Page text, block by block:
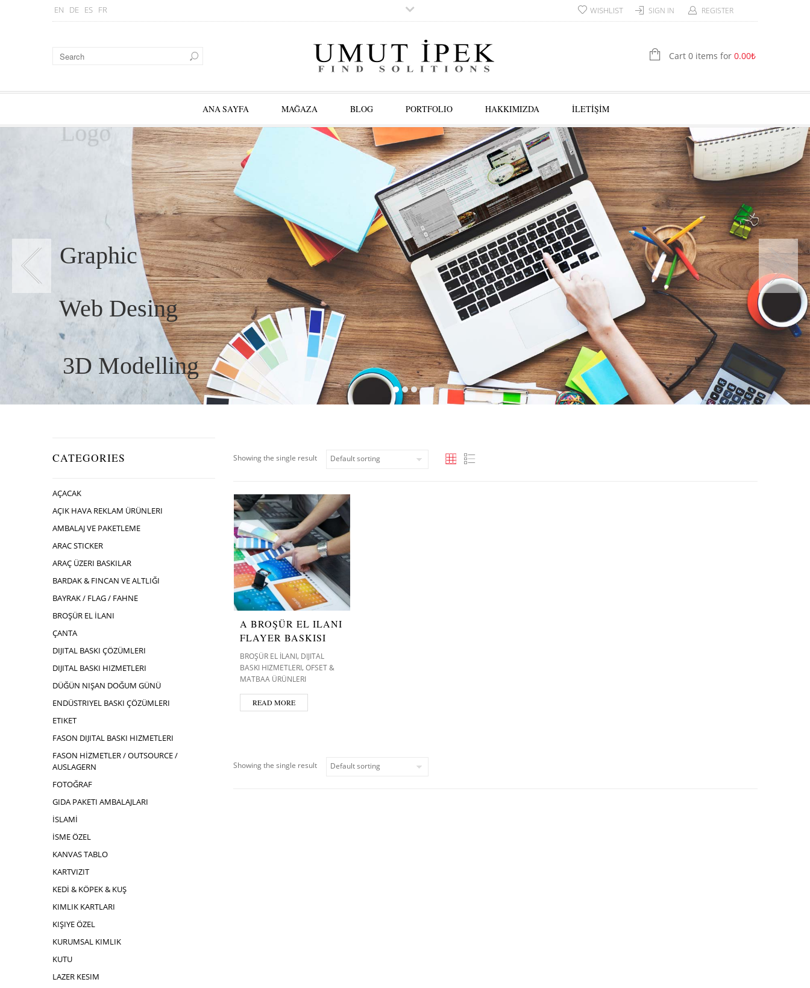
EN DE ES FR SIGN IN REGISTER
WISHLIST
Cart 0 items for 0.00₺
ANA SAYFA MAĞAZA BLOG PORTFOLIO HAKKIMIZDA İLETİŞİM
3D Modelling
Graphic
Web Desing
Logo
CATEGORIES
AÇACAK
AÇIK HAVA REKLAM ÜRÜNLERI
AMBALAJ VE PAKETLEME
ARAC STICKER
ARAÇ ÜZERI BASKILAR
BARDAK & FINCAN VE ALTLIĞI
BAYRAK / FLAG / FAHNE
BROŞÜR EL İLANI
ÇANTA
DIJITAL BASKI ÇÖZÜMLERI
DIJITAL BASKI HIZMETLERI
DÜĞÜN NIŞAN DOĞUM GÜNÜ
ENDÜSTRIYEL BASKI ÇÖZÜMLERI
ETIKET
FASON DIJITAL BASKI HIZMETLERI
FASON HİZMETLER / OUTSOURCE /
AUSLAGERN
FOTOĞRAF
GIDA PAKETI AMBALAJLARI
İSLAMİ
İSME ÖZEL
KANVAS TABLO
KARTVIZIT
KEDİ & KÖPEK & KUŞ
KIMLIK KARTLARI
KIŞIYE ÖZEL
KURUMSAL KIMLIK
KUTU
LAZER KESIM
Showing the single result
A BROŞÜR EL ILANI
FLAYER BASKISI
BROŞÜR EL İLANI, DIJITAL
BASKI HIZMETLERI,OFSET &
MATBAA ÜRÜNLERI
READ MORE
Showing the single result